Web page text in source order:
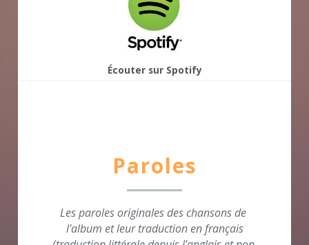
Écouter sur Spotify
Paroles
Les paroles originales des chansons de
l'album et leur traduction en français